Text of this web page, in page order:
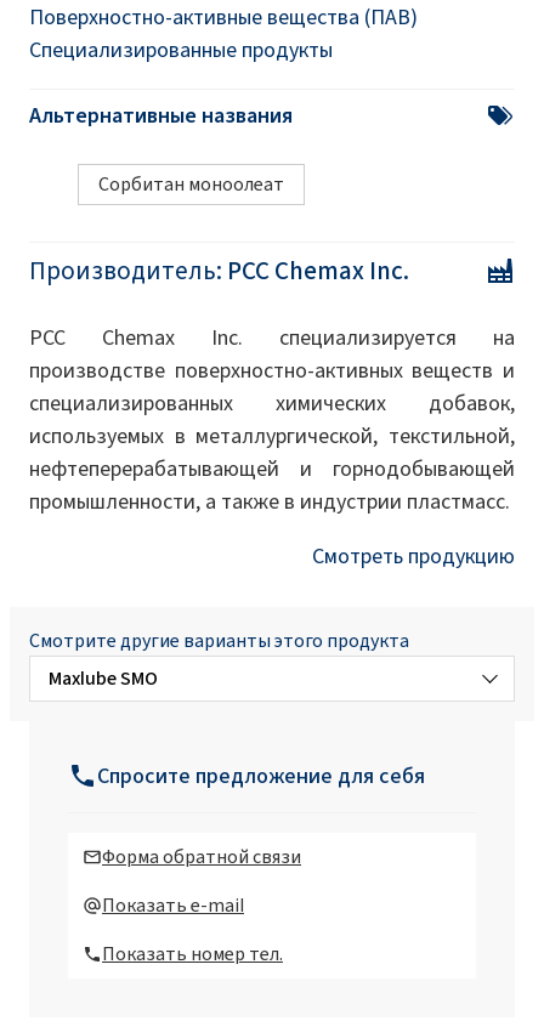
Поверхностно-активные вещества (ПАВ)
Специализированные продукты
Альтернативные названия
Сорбитан моноолеат
Производитель: PCC Chemax Inc.
PCC Chemax Inc. специализируется на
производстве поверхностно-активных веществ и
специализированных химических добавок,
используемых в металлургической, текстильной,
нефтеперерабатывающей и горнодобывающей
промышленности, а также в индустрии пластмасс.
Смотреть продукцию
Смотрите другие варианты этого продукта
Maxlube SMO
Maxlube 331
Спросите предложение для себя
Форма обратной связи
Показать e-mail
Показать номер тел.